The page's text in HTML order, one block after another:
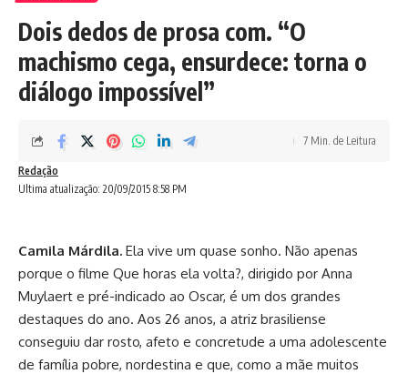
Dois dedos de prosa com. “O
machismo cega, ensurdece: torna o
diálogo impossível”
Ultima atualização: 20/09/2015 8:58 PM
Redação
7 Min. de Leitura
Camila Márdila. Ela vive um quase sonho. Não apenas
porque o filme Que horas ela volta?, dirigido por Anna
Muylaert e pré-indicado ao Oscar, é um dos grandes
destaques do ano. Aos 26 anos, a atriz brasiliense
conseguiu dar rosto, afeto e concretude a uma adolescente
de família pobre, nordestina e que, como a mãe muitos